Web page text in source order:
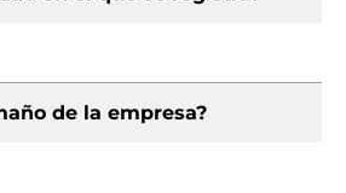
de la empresa?